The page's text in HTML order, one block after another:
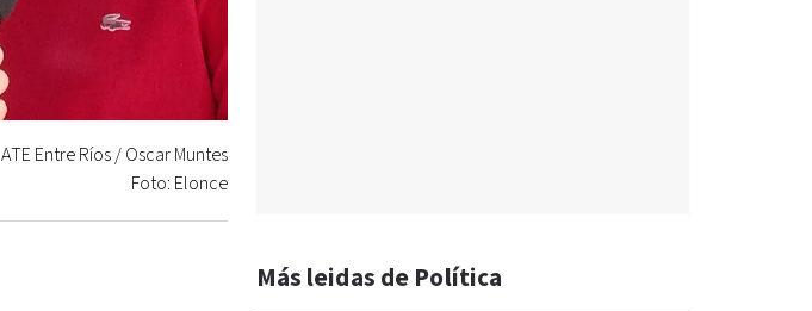
ATE Entre Ríos / Oscar Muntes
Foto: Elonce
Más leidas de Política